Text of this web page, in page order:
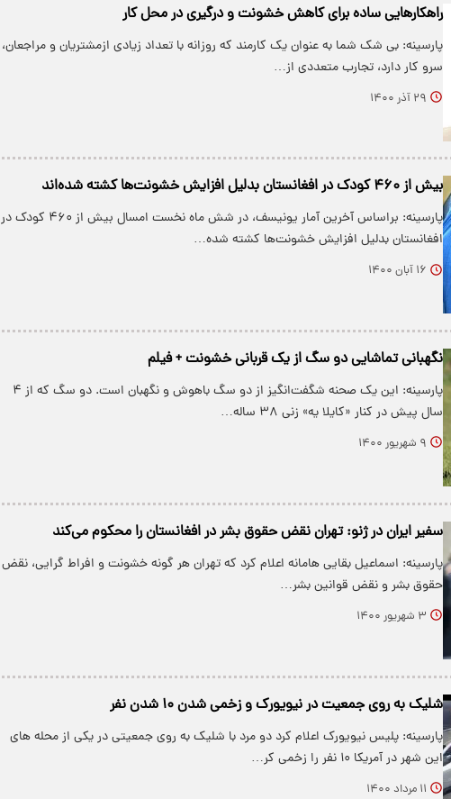
راهکارهایی ساده برای کاهش خشونت و درگیری در محل کار
پارسینه: بی شک شما به عنوان یک کارمند که روزانه با تعداد زیادی ازمشتریان و مراجعان،
سرو کار دارد، تجارب متعددی از…
۲۹ آذر ۱۴۰۰
بیش از ۴۶۰ کودک در افغانستان بدلیل افزایش خشونت‌ها کشته شده‌اند
پارسینه: براساس آخرین آمار یونیسف، در شش ماه نخست امسال بیش از ۴۶۰ کودک در
افغانستان بدلیل افزایش خشونت‌ها کشته شده…
۱۶ آبان ۱۴۰۰
نگهبانی تماشایی دو سگ از یک قربانی خشونت + فیلم
پارسینه: این یک صحنه شگفت‌انگیز از دو سگ باهوش و نگهبان است. دو سگ که از ۴
سال پیش در کنار «کایلا یه» زنی ۳۸ ساله…
۹ شهریور ۱۴۰۰
سفیر ایران در ژنو: تهران نقض حقوق بشر در افغانستان را محکوم می‌کند
پارسینه: اسماعیل بقایی هامانه اعلام کرد که تهران هر گونه خشونت و افراط گرایی، نقض
حقوق بشر و نقض قوانین بشر…
۳ شهریور ۱۴۰۰
شلیک به روی جمعیت در نیویورک و زخمی شدن ۱۰ شدن نفر
پارسینه: پلیس نیویورک اعلام کرد دو مرد با شلیک به روی جمعیتی در یکی از محله های
این شهر در آمریکا ۱۰ نفر را زخمی کر…
۱۱ مرداد ۱۴۰۰